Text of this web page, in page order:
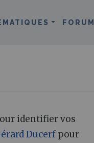
FORUM
identifier vos
Ducerf pour